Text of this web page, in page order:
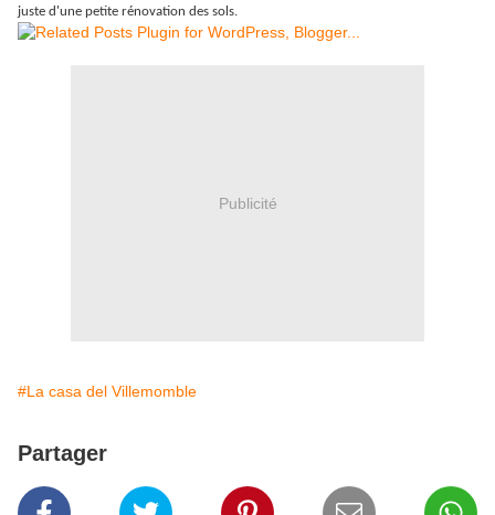
juste d'une petite rénovation des sols.
Publicité
#La casa del Villemomble
Partager